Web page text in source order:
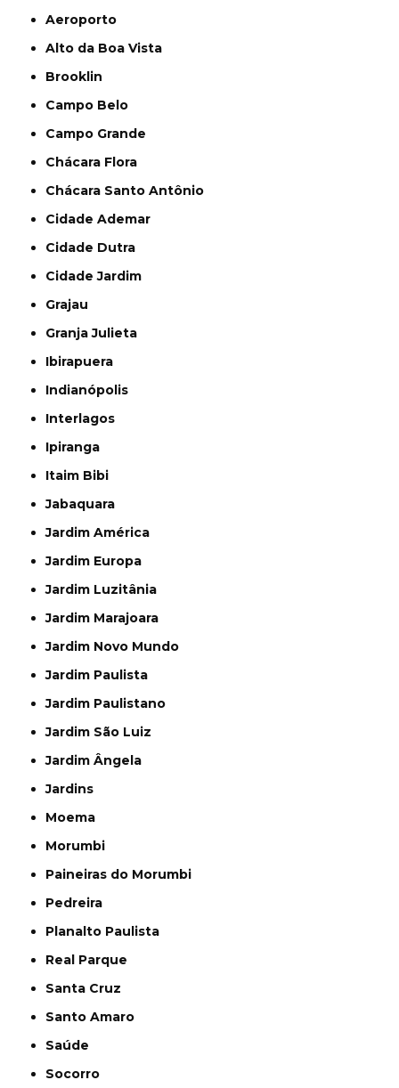
Aeroporto
Alto da Boa Vista
Brooklin
Campo Belo
Campo Grande
Chácara Flora
Chácara Santo Antônio
Cidade Ademar
Cidade Dutra
Cidade Jardim
Grajau
Granja Julieta
Ibirapuera
Indianópolis
Interlagos
Ipiranga
Itaim Bibi
Jabaquara
Jardim América
Jardim Europa
Jardim Luzitânia
Jardim Marajoara
Jardim Novo Mundo
Jardim Paulista
Jardim Paulistano
Jardim São Luiz
Jardim Ângela
Jardins
Moema
Morumbi
Paineiras do Morumbi
Pedreira
Planalto Paulista
Real Parque
Santa Cruz
Santo Amaro
Saúde
Socorro